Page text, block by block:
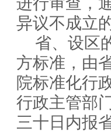
异议不成立
省、设区
方标准，由
院标准化行
行政主管部
三十日内报